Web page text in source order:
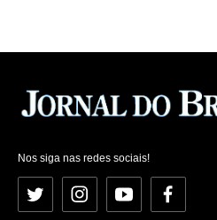
Nos siga nas redes sociais!
Twitter InstagramYouTubeFacebook